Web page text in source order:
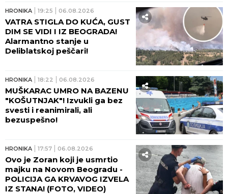
HRONIKA 19:25 06.08.2026
VATRA STIGLA DO KUĆA, GUST
DIM SE VIDI I IZ BEOGRADA!
Alarmantno stanje u
Deliblatskoj peščari!
HRONIKA 18:22 06.08.2026
MUŠKARAC UMRO NA BAZENU
"KOŠUTNJAK"! Izvukli ga bez
svesti i reanimirali, ali
bezuspešno!
HRONIKA 17:57 06.08.2026
Ovo je Zoran koji je usmrtio
majku na Novom Beogradu -
POLICIJA GA KRVAVOG IZVELA
IZ STANA! (FOTO, VIDEO)